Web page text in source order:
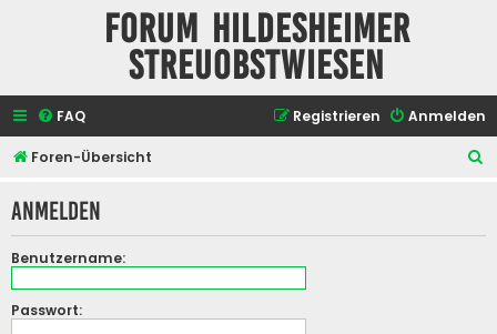
Forum Hildesheimer
Streuobstwiesen
FAQ Anmelden
Registrieren
Foren-Übersicht
h
Anmelden
Benutzername:
Passwort: